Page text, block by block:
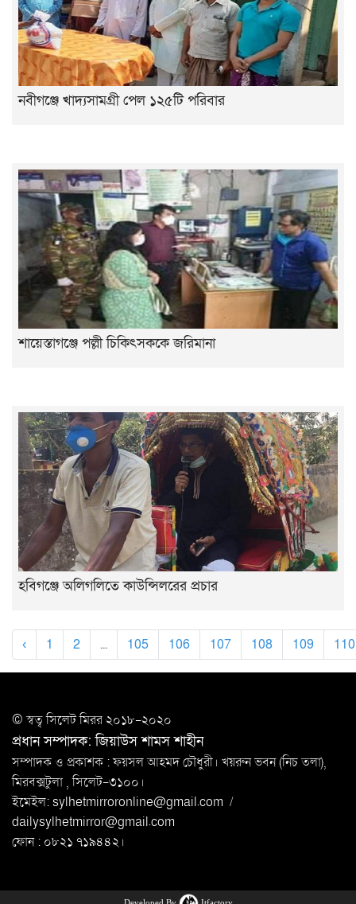
নবীগঞ্জে খাদ্যসামগ্রী পেল ১২৫টি পরিবার
শায়েস্তাগঞ্জে পল্লী চিকিৎসককে জরিমানা
হবিগঞ্জে অলিগলিতে কাউন্সিলরের প্রচার
‹ 1 2 ... 105 106 107 108 109 110
© স্বত্ব সি‌লেট মিরর ২০১৮-২০২০
প্রধান সম্পাদক: জিয়াউস শামস শাহীন
সম্পাদক ও প্রকাশক : ফয়সল আহমদ চৌধুরী। খয়রুন ভবন (নিচ তলা),
মিরবক্সটুলা ,সি‌লেট-৩১০০।
ইমেইল:sylhetmirroronline@gmail.com /
dailysylhetmirror@gmail.com
ফোন : ০৮২১ ৭১৯৪৪২।